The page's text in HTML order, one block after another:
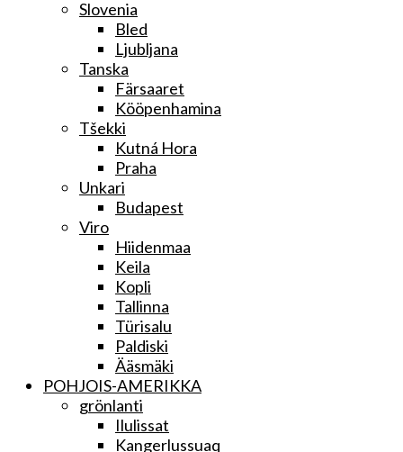
Slovenia
Bled
Ljubljana
Tanska
Färsaaret
Kööpenhamina
Tšekki
Kutná Hora
Praha
Unkari
Budapest
Viro
Hiidenmaa
Keila
Kopli
Tallinna
Türisalu
Paldiski
Ääsmäki
POHJOIS-AMERIKKA
grönlanti
Ilulissat
Kangerlussuaq